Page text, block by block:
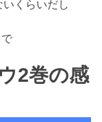
くらいだし
2巻の感